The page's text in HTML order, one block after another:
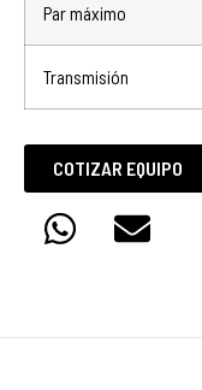
Par máximo
Transmisión
COTIZAR EQUIPO